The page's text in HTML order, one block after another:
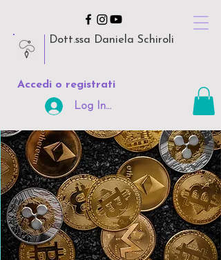
Dott.ssa Daniela Schiroli
Accedi o registrati
Log In Area Riservata